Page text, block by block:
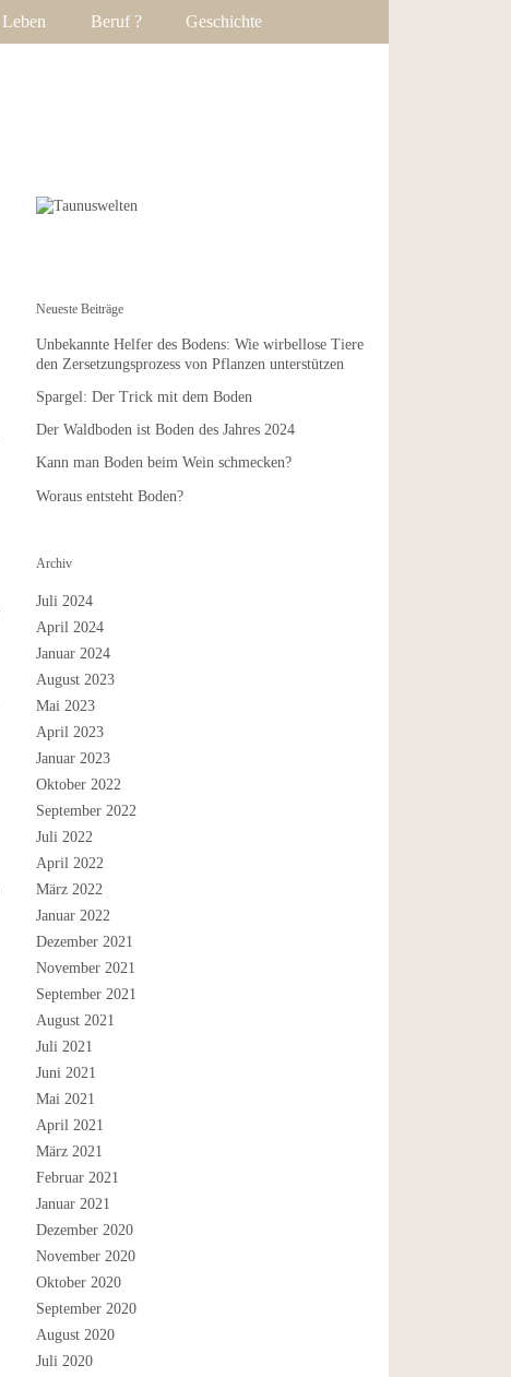
Leben Beruf ? Geschichte
Neueste Beiträge
Unbekannte Helfer des Bodens: Wie wirbellose Tiere
den Zersetzungsprozess von Pflanzen unterstützen
Spargel: Der Trick mit dem Boden
Der Waldboden ist Boden des Jahres 2024
Kann man Boden beim Wein schmecken?
Woraus entsteht Boden?
Archiv
Juli 2024
April 2024
Januar 2024
August 2023
Mai 2023
April 2023
Januar 2023
Oktober 2022
September 2022
Juli 2022
April 2022
März 2022
Januar 2022
Dezember 2021
November 2021
September 2021
August 2021
Juli 2021
Juni 2021
Mai 2021
April 2021
März 2021
Februar 2021
Januar 2021
Dezember 2020
November 2020
Oktober 2020
September 2020
August 2020
Juli 2020